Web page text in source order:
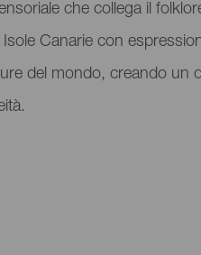
che collega il
Canarie con
del mondo, creando un